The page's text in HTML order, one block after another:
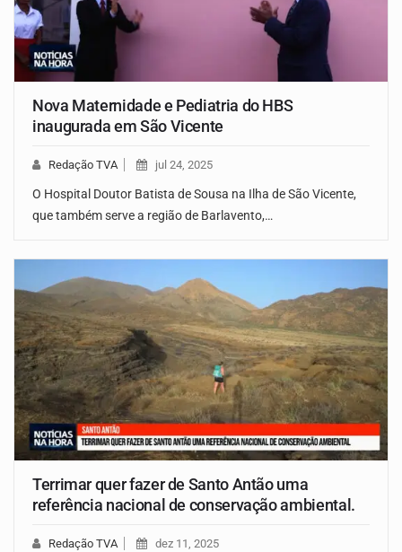
Nova Maternidade e Pediatria do HBS
inaugurada em São Vicente
Redação TVA jul 24, 2025
O Hospital Doutor Batista de Sousa na Ilha de São Vicente,
que também serve a região de Barlavento,…
Terrimar quer fazer de Santo Antão uma
referência nacional de conservação ambiental.
Redação TVA dez 11, 2025